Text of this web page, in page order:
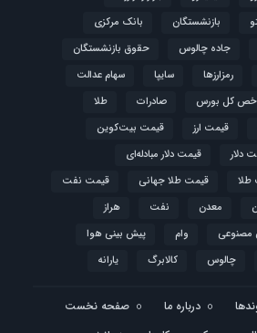
بازنشستگان
بانک مرکزی
جاده چالوس
حقوق بازنشستگان
رمزارزها سایپا
سهام عدالت
کل بورس صادرات
طلا
قیمت ارز
قیمت بیت‌کوین
دلار
قیمت دلار مبادله‌ای
طلا قیمت طلا جهانی
قیمت نفت
معدن نفت
هراز
وام
پیش بینی هوا
چالوس کالابرگ یارانه
درباره ما
صفحه نخست